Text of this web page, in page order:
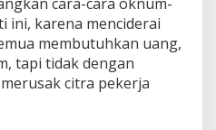
ini, karena menciderai
membutuhkan uang,
tapi tidak dengan
citra pekerja